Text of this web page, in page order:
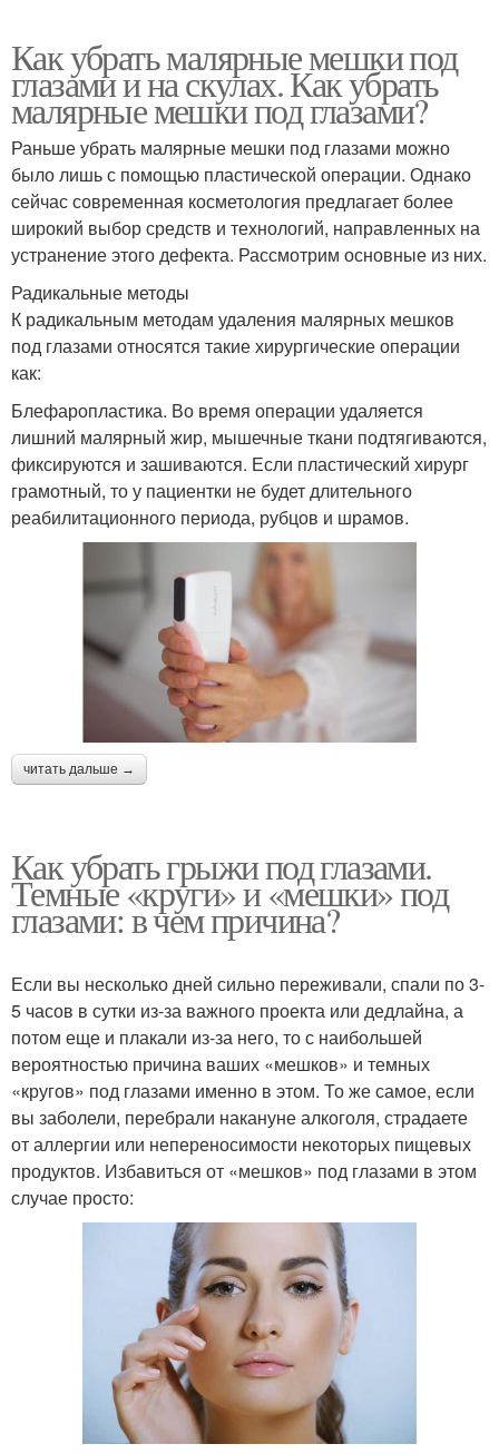
Как убрать малярные мешки под
глазами и на скулах. Как убрать
малярные мешки под глазами?
Раньше убрать малярные мешки под глазами можно
было лишь с помощью пластической операции. Однако
сейчас современная косметология предлагает более
широкий выбор средств и технологий, направленных на
устранение этого дефекта. Рассмотрим основные из них.
Радикальные методы
К радикальным методам удаления малярных мешков
под глазами относятся такие хирургические операции
как:
Блефаропластика. Во время операции удаляется
лишний малярный жир, мышечные ткани подтягиваются,
фиксируются и зашиваются. Если пластический хирург
грамотный, то у пациентки не будет длительного
реабилитационного периода, рубцов и шрамов.
читать дальше →
Как убрать грыжи под глазами.
Темные «круги» и «мешки» под
глазами: в чем причина?
Если вы несколько дней сильно переживали, спали по 3-
5 часов в сутки из-за важного проекта или дедлайна, а
потом еще и плакали из-за него, то с наибольшей
вероятностью причина ваших «мешков» и темных
«кругов» под глазами именно в этом. То же самое, если
вы заболели, перебрали накануне алкоголя, страдаете
от аллергии или непереносимости некоторых пищевых
продуктов. Избавиться от «мешков» под глазами в этом
случае просто: